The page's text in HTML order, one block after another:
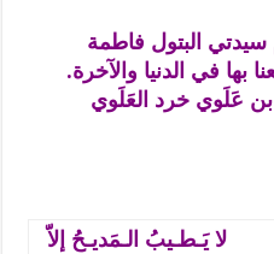
سيدتي البتول فاطمة
بها في الدنيا والآخرة.
بن عَلَوي خرد العَلَوي
لا يَـطـيبُ الـمَديـحُ إلاّ